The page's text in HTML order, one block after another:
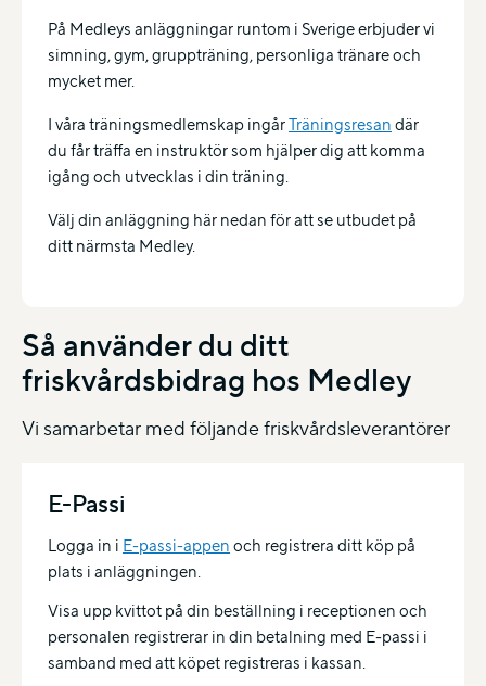
På Medleys anläggningar runtom i Sverige erbjuder vi
simning, gym, gruppträning, personliga tränare och
mycket mer.
I våra träningsmedlemskap ingårTräningsresandär
du får träffa en instruktör som hjälper dig att komma
igång och utvecklas i din träning.
Välj din anläggning här nedan för att se utbudet på
ditt närmsta Medley.
Så använder du ditt
friskvårdsbidrag hos Medley
Vi samarbetar med följande friskvårdsleverantörer
E-Passi
Logga in i E-passi-appenoch registrera ditt köp på
plats i anläggningen.
Visa upp kvittot på din beställning i receptionen och
personalen registrerar in din betalning med E-passi i
samband med att köpet registreras i kassan.